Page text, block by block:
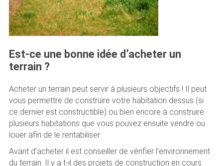
Est-ce une bonne idée d’acheter un
terrain ?
Acheter un terrain peut servir à plusieurs objectifs ! Il peut
vous permettre de construire votre habitation dessus (si
ce dernier est constructible) ou bien encore à construire
plusieurs habitations que vous pouvez ensuite vendre ou
louer afin de le rentabiliser.
Avant d’acheter il est conseiller de vérifier l’environnement
du terrain. Il y a t-il des projets de construction en cours